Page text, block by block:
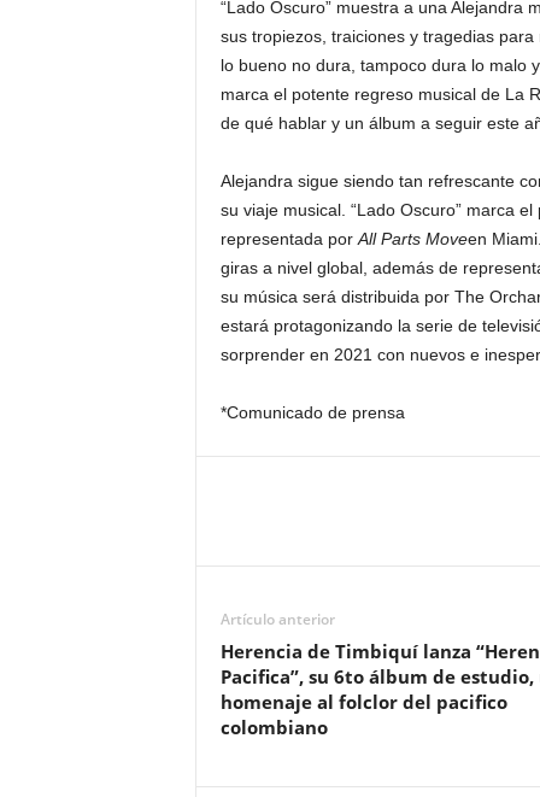
“Lado Oscuro” muestra a una Alejandra
sus tropiezos, traiciones y tragedias
lo bueno no dura, tampoco dura lo malo
marca el potente regreso musical de La
de qué hablar y un álbum a seguir este
Alejandra sigue siendo tan refrescante
su viaje musical. “Lado Oscuro” marca
representada por All Parts Moveen
giras a nivel global, además de
su música será distribuida por The
estará protagonizando la serie de
sorprender en 2021 con nuevos e
*Comunicado de prensa
Artículo anterior
Herencia de Timbiquí lanza
Pacifica”, su 6to álbum de estudio,
homenaje al folclor del pacifico
colombiano